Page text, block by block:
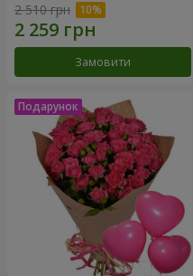
2 510 грн
Замовити